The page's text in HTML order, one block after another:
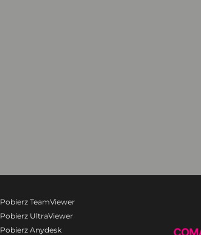
Pobierz TeamViewer
Pobierz UltraViewer
Pobierz Anydesk